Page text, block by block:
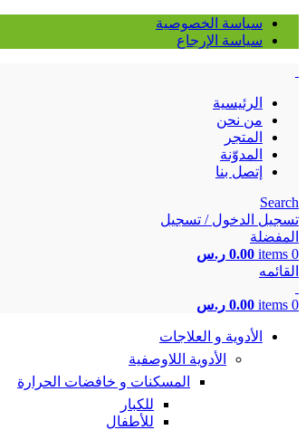
سياسة الخصوصية
سياسة الإرجاع
الرئيسية
من نحن
المتجر
المدوّنة
إتصل بنا
Search
تسجيل الدخول / تسجيل
المفضلة
0
items
0.00 ر.س
القائمه
0
items
0.00 ر.س
الأدوية و العلاجات
الأدوية اللاوصفية
المسكنات و خافضات الحرارة
للكبار
للأطفال